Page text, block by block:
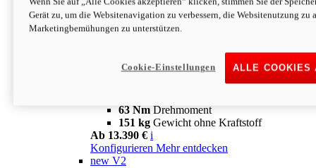
63 NmDrehmoment
151 kgGewicht ohne Kraftstoff
Ab 13.890 € i
63 Nm Drehmoment
151 kg Gewicht ohne Kraftstoff
Ab 13.390 € i
Konfigurieren Mehr entdecken
new V2
Gerät zu, um die Websitenavigation zu verbessern, die Websitenutzung zu
Marketingbemühungen zu unterstützen.
ALLE COOKIES
Cookie-Einstellungen